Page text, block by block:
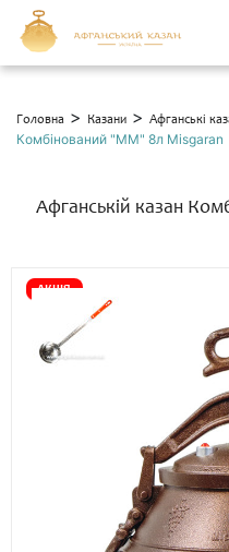
Головна > Казани > Афганські
Комбінований "ММ" 8л Misgaran
Афганській казан
АКЦІЯ